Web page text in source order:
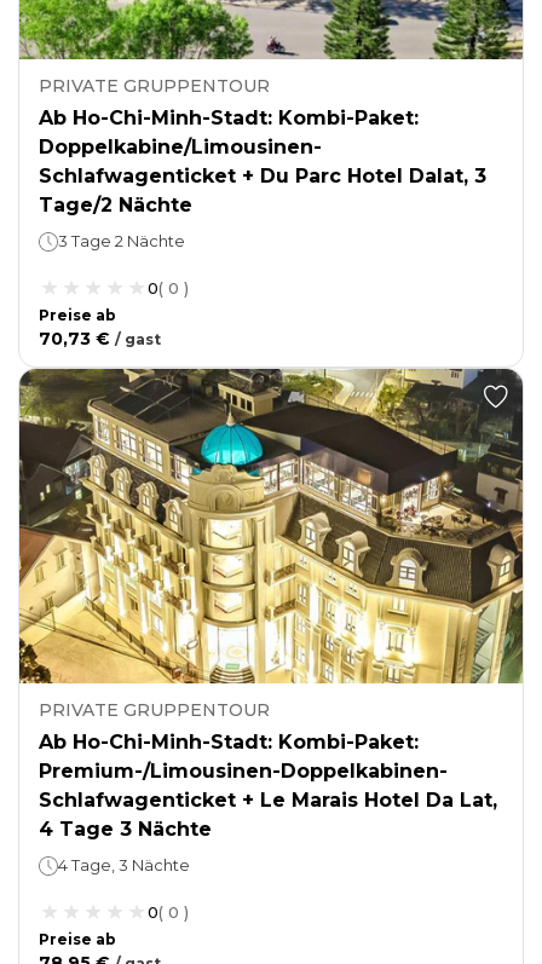
PRIVATE GRUPPENTOUR
Ab Ho-Chi-Minh-Stadt: Kombi-Paket:
Doppelkabine/Limousinen-
Schlafwagenticket + Du Parc Hotel Dalat, 3
Tage/2 Nächte
3 Tage 2 Nächte
0( 0 )
Preise ab
70,73 € / gast
PRIVATE GRUPPENTOUR
Ab Ho-Chi-Minh-Stadt: Kombi-Paket:
Premium-/Limousinen-Doppelkabinen-
Schlafwagenticket + Le Marais Hotel Da Lat,
4 Tage 3 Nächte
4 Tage, 3 Nächte
0( 0 )
Preise ab